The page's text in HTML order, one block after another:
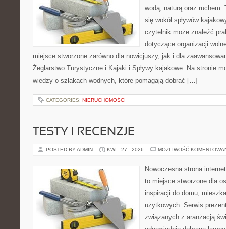
wodą, naturą oraz ruchem.
się wokół spływów
czytelnik może znaleźć
dotyczące organizacji
miejsce stworzone zarówno dla nowicjuszy, jak i dla
Żeglarstwo Turystyczne i Kajaki i Spływy kajakowe. Na stronie
wiedzy o szlakach wodnych, które pomagają dobrać […]
CATEGORIES: NIERUCHOMOŚCI
TESTY I RECENZJE
POSTED BY ADMIN KWI - 27 - 2026 MOŻLIWOŚĆ
Nowoczesna strona
to miejsce stworzone dla
inspiracji do domu,
użytkowych. Serwis
związanych z aranżacją